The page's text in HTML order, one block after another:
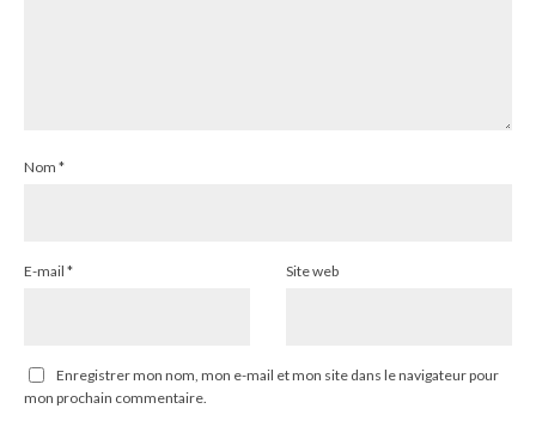
Nom *
E-mail * Site web
Enregistrer mon nom, mon e-mail et mon site dans le navigateur pour
mon prochain commentaire.